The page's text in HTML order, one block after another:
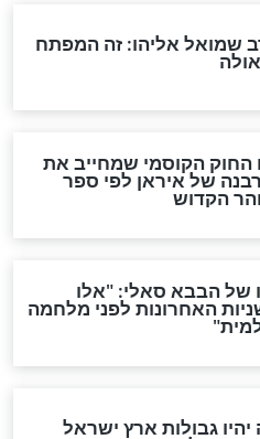
בוא המשיח יהיה
בתשובה?